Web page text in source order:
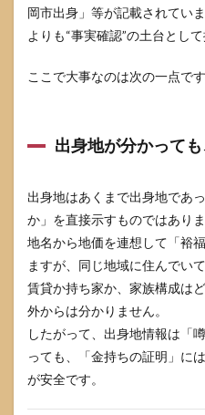
1：出
が人
リア
7.2
2：ピ
アノ
経験
があ
る＝
お嬢
様＝
ち
誤解
3：家
岡市出身」等が記載されてい
よりも“事実確認”の土台とし
ここで大事なのは次の一点です
出身地が分かって
出身地はあくまで出身地であ
か」を直接示すものではありま
地名から地価を連想して「裕
ますが、同じ地域に住んでい
賃貸か持ち家か、家族構成
外からは分かりません。
したがって、出身地情報は「
っても、「金持ちの証明」に
が安全です。